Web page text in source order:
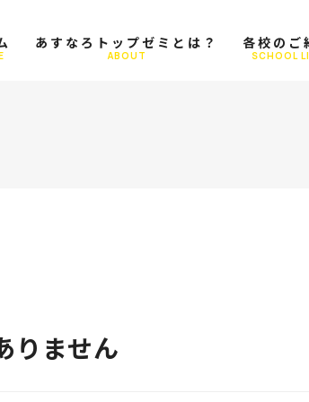
あすなろトップゼミとは？
ABOUT
各校のご
SCHOOL
りません